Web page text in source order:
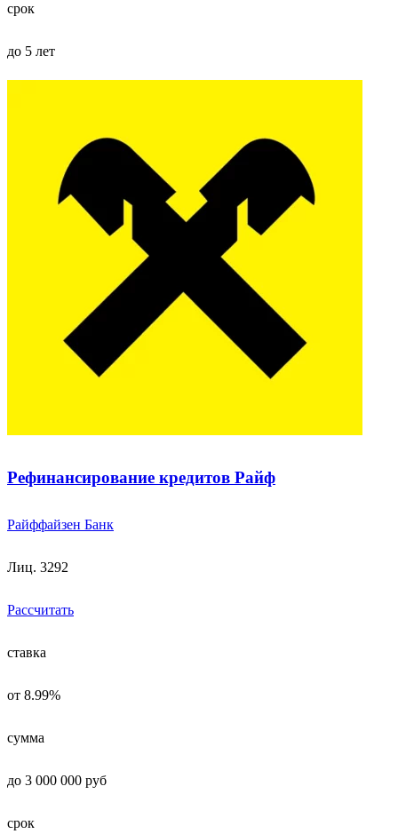
срок
до 5 лет
Рефинансирование кредитов Райф
Райффайзен Банк
Лиц. 3292
Рассчитать
ставка
от 8.99%
сумма
до 3 000 000 руб
срок